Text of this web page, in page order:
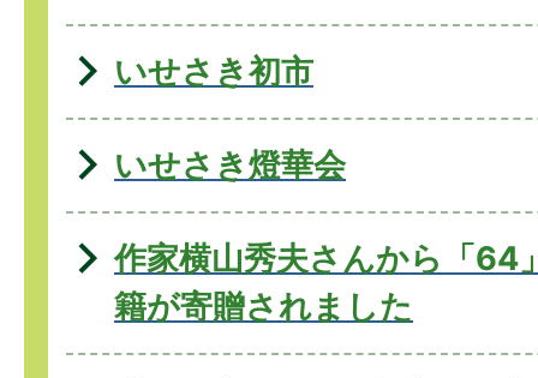
いせさき初市
いせさき燈華会
作家横山秀夫さんから「64
籍が寄贈されました